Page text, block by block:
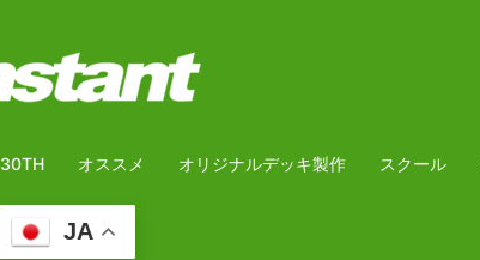
30TH オススメ オリジナルデッキ製作 スクール
JA